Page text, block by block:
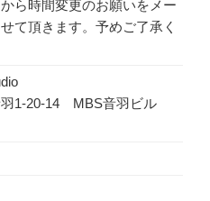
ら時間変更のお願いをメー
て頂きます。予めご了承く
羽1-20-14 MBS音羽ビル